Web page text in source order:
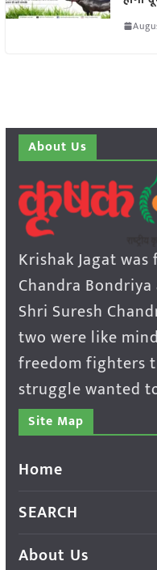
About Us
Krishak Jagat
Chandra
Shri Suresh
two were like
freedom fighters
struggle wanted
Site Map
Home
SEARCH
About Us